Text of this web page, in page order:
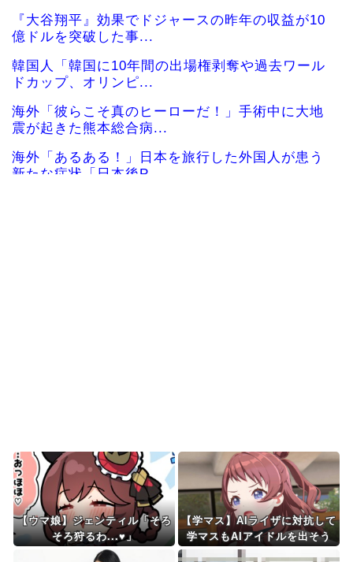
『大谷翔平』効果でドジャースの昨年の収益が10
億ドルを突破した事...
韓国人「韓国に10年間の出場権剥奪や過去ワール
ドカップ、オリンピ...
海外「彼らこそ真のヒーローだ！」手術中に大地
震が起きた熊本総合病...
海外「あるある！」日本を旅行した外国人が患う
新たな症状「日本後P...
Powered by livedoor 相互RSS
【ウマ娘】ジェンティル「そろ
そろ狩るわ...♥」
【学マス】AIライザに対抗して
学マスもAIアイドルを出そう